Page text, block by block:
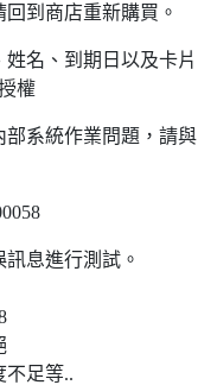
到商店重新購買。
名、到期日以及卡片
權
系統作業問題，請與
息進行測試。
不足等..